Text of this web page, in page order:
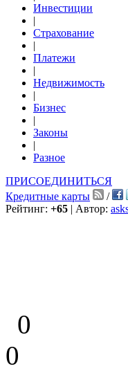
Инвестиции
|
Страхование
|
Платежи
|
Недвижимость
|
Бизнес
|
Законы
|
Разное
ПРИСОЕДИНИТЬСЯ
Кредитные карты
/
Рейтинг: +65 | Автор:
0
0